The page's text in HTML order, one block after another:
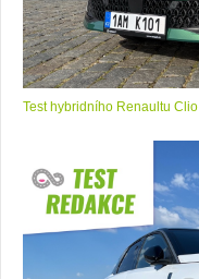
Test hybridního Renaultu Clio